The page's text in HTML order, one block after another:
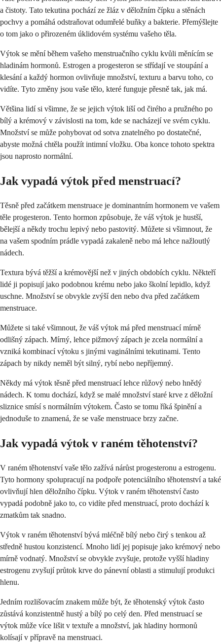
a čistoty. Tato tekutina pochází ze žláz v děložním čípku a stěnách
pochvy a pomáhá odstraňovat odumřelé buňky a bakterie. Přemýšlejte
o tom jako o přirozeném úklidovém systému vašeho těla.
Výtok se mění během vašeho menstruačního cyklu kvůli měnícím se
hladinám hormonů. Estrogen a progesteron se střídají ve stoupání a
klesání a každý hormon ovlivňuje množství, texturu a barvu toho, co
vidíte. Tyto změny jsou vaše tělo, které funguje přesně tak, jak má.
Většina lidí si všimne, že se jejich výtok liší od čirého a pružného po
bílý a krémový v závislosti na tom, kde se nacházejí ve svém cyklu.
Množství se může pohybovat od sotva znatelného po dostatečné,
abyste možná chtěla použít intimní vložku. Oba konce tohoto spektra
jsou naprosto normální.
Jak vypadá výtok před menstruací?
Těsně před začátkem menstruace je dominantním hormonem ve vašem
těle progesteron. Tento hormon způsobuje, že váš výtok je hustší,
bělejší a někdy trochu lepivý nebo pastovitý. Můžete si všimnout, že
na vašem spodním prádle vypadá zakaleně nebo má lehce nažloutlý
nádech.
Textura bývá těžší a krémovější než v jiných obdobích cyklu. Někteří
lidé ji popisují jako podobnou krému nebo jako školní lepidlo, když
uschne. Množství se obvykle zvýší den nebo dva před začátkem
menstruace.
Můžete si také všimnout, že váš výtok má před menstruací mírně
odlišný zápach. Mírný, lehce pižmový zápach je zcela normální a
vzniká kombinací výtoku s jinými vaginálními tekutinami. Tento
zápach by nikdy neměl být silný, rybí nebo nepříjemný.
Někdy má výtok těsně před menstruací lehce růžový nebo hnědý
nádech. K tomu dochází, když se malé množství staré krve z děložní
sliznice smísí s normálním výtokem. Často se tomu říká špinění a
jednoduše to znamená, že se vaše menstruace brzy začne.
Jak vypadá výtok v raném těhotenství?
V raném těhotenství vaše tělo zažívá nárůst progesteronu a estrogenu.
Tyto hormony spolupracují na podpoře potenciálního těhotenství a také
ovlivňují hlen děložního čípku. Výtok v raném těhotenství často
vypadá podobně jako to, co vidíte před menstruací, proto dochází k
zmatkům tak snadno.
Výtok v raném těhotenství bývá mléčně bílý nebo čirý s tenkou až
středně hustou konzistencí. Mnoho lidí jej popisuje jako krémový nebo
mírně vodnatý. Množství se obvykle zvyšuje, protože vyšší hladiny
estrogenu zvyšují průtok krve do pánevní oblasti a stimulují produkci
hlenu.
Jedním rozlišovacím znakem může být, že těhotenský výtok často
zůstává konzistentně hustý a bílý po celý den. Před menstruací se
výtok může více lišit v textuře a množství, jak hladiny hormonů
kolísají v přípravě na menstruaci.